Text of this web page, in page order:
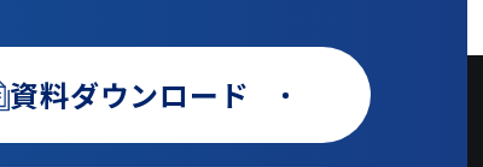
資料ダウンロード